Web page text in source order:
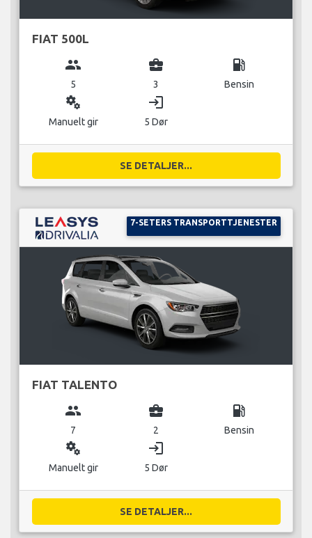
FIAT 500L
group
5
business_center
3
local_gas_station
Bensin
miscellaneous_services
Manuelt gir
login
5 Dør
SE DETALJER...
7-SETERS TRANSPORTTJENESTER
FIAT TALENTO
group
7
business_center
2
local_gas_station
Bensin
miscellaneous_services
Manuelt gir
login
5 Dør
SE DETALJER...